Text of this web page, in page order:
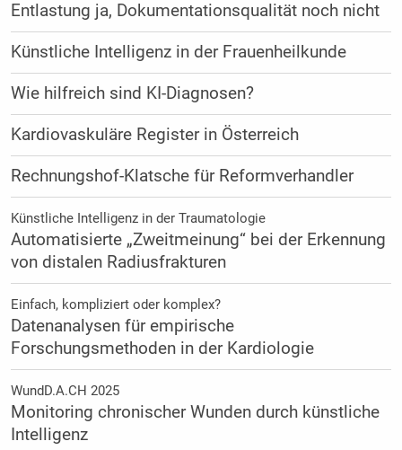
Entlastung ja, Dokumentationsqualität noch nicht
Künstliche Intelligenz in der Frauenheilkunde
Wie hilfreich sind KI-Diagnosen?
Kardiovaskuläre Register in Österreich
Rechnungshof-Klatsche für Reformverhandler
Künstliche Intelligenz in der Traumatologie
Automatisierte „Zweitmeinung“ bei der Erkennung
von distalen Radiusfrakturen
Einfach, kompliziert oder komplex?
Datenanalysen für empirische
Forschungsmethoden in der Kardiologie
WundD.A.CH 2025
Monitoring chronischer Wunden durch künstliche
Intelligenz